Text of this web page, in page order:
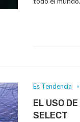
Es Tendencia
EL USO
SELECT